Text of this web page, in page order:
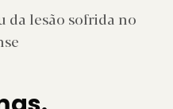
da lesão sofrida no